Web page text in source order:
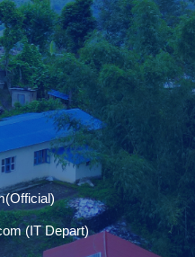
(Official)
(IT Depart)